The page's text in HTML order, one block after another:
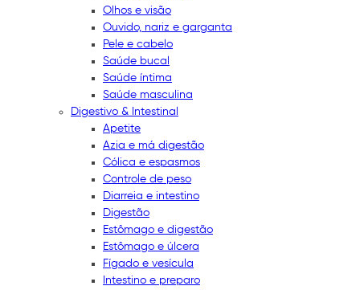
Olhos e visão
Ouvido, nariz e garganta
Pele e cabelo
Saúde bucal
Saúde íntima
Saúde masculina
Digestivo & Intestinal
Apetite
Azia e má digestão
Cólica e espasmos
Controle de peso
Diarreia e intestino
Digestão
Estômago e digestão
Estômago e úlcera
Fígado e vesícula
Intestino e preparo